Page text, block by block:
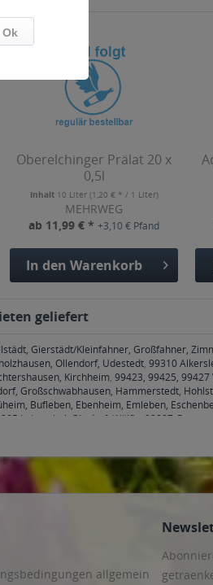
Oberelchinger Prälat 20 x
0,5l
Inhalt 10 Liter (1,20 € * / 1 Liter)
MEHRWEG
ab 11,99 € *+3,10 € Pfand
In den Warenkorb
geliefert
Gierstädt/Kleinfahner, Großfahner,
Ollendorf, Udestedt, 99310
Kirchheim, 99423, 99425,
Großschwabhausen, Hammerstedt,
Bufleben, Ebenheim, Emleben,
Luisenthal, Ohrdruf, Wölfis
99887
allgemein